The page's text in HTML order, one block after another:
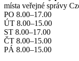
místa veřejné správy
PO 8.00–17.00
ÚT 8.00–15.00
ST 8.00–17.00
ČT 8.00–15.00
PÁ 8.00–15.00